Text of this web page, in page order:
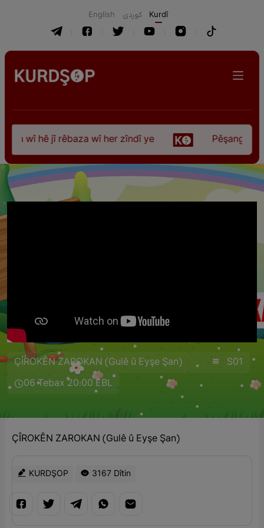
English كوردی Kurdî
wî hê jî rêbaza wî her zîndî ye Pêşangeha
ÇÎROKÊN ZAROKAN (Gulê û Eyşe Şan)
S01
06 Tebax 20:00 EBL
ÇÎROKÊN ZAROKAN (Gulê û Eyşe Şan)
KURDŞOP 3167 Dîtin